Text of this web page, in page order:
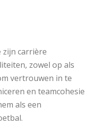
zijn carrière
zowel op als
vertrouwen in te
en teamcohesie
als een